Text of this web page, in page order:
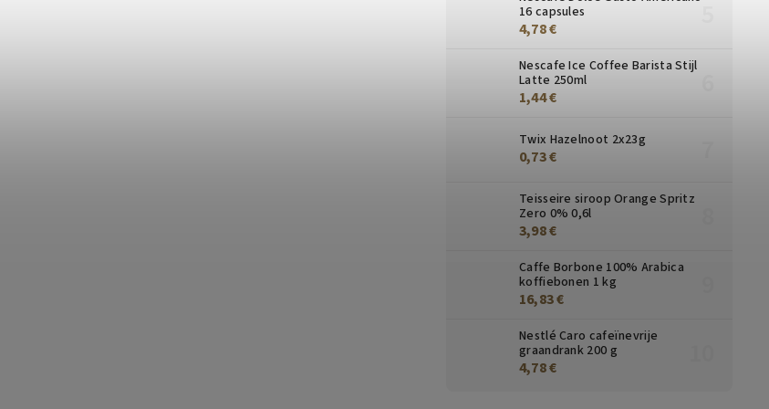
16 capsules
4,78 €
Nescafe Ice Coffee Barista Stijl
Latte 250ml
1,44 €
Twix Hazelnoot 2x23g
0,73 €
Teisseire siroop Orange Spritz
Zero 0% 0,6l
3,98 €
Caffe Borbone 100% Arabica
koffiebonen 1 kg
16,83 €
Nestlé Caro cafeïnevrije
graandrank 200 g
4,78 €